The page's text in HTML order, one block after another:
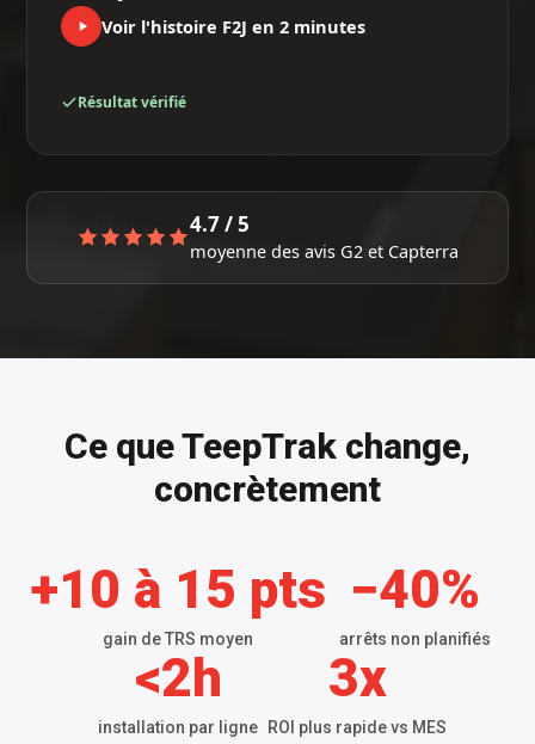
Voir l'histoire F2J en 2 minutes
Résultat vérifié
4.7 / 5
moyenne des avis G2 et Capterra
Ce que TeepTrak change,
concrètement
+10 à 15 pts
gain de TRS moyen
−40%
arrêts non planifiés
<2h
installation par ligne
3x
ROI plus rapide vs MES